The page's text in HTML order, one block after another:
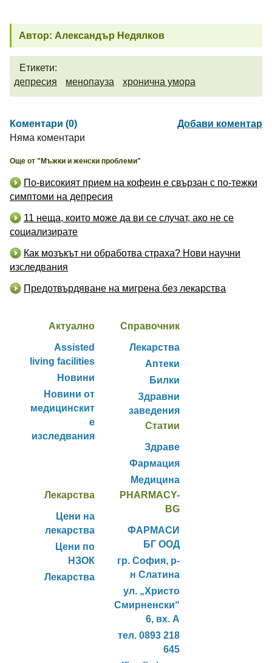
Автор: Александър Недялков
Етикети:
депресия
менопауза хронична умора
Коментари (0)
Добави коментар
Няма коментари
Още от "Мъжки и женски проблеми"
По-високият прием на кофеин е свързан с по-тежки
симптоми на депресия
11 неща, които може да ви се случат, ако не се
социализирате
Как мозъкът ни обработва страха? Нови научни
изследвания
Предотвърдяване на мигрена без лекарства
Актуално
Assisted
living facilities
Новини
Новини от
медицинскит
е
изследвания
Справочник
Лекарства
Аптеки
Билки
Здравни
заведения
Статии
Здраве
Фармация
Медицина
Лекарства
Цени на
лекарства
Цени по
НЗОК
Лекарства
PHARMACY-
BG
ФАРМАСИ
БГ ООД
гр. София, р-
н Слатина
ул. „Христо
Смирненски“
6, вх. А
тел. 0893 218
645